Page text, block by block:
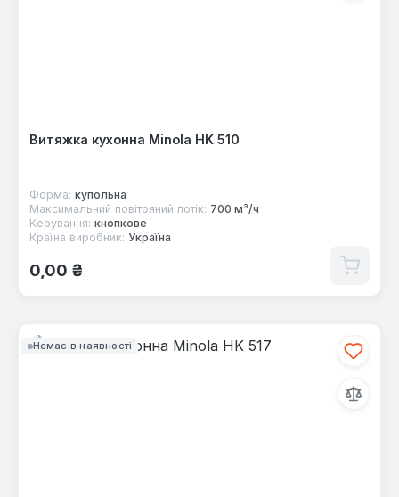
Витяжка кухонна Minola HK 510
Форма: купольна
Максимальний повітряний потік: 700 м³/ч
Керування: кнопкове
Країна виробник: Україна
Звичайна ціна:
0,00 ₴
Немає в наявності